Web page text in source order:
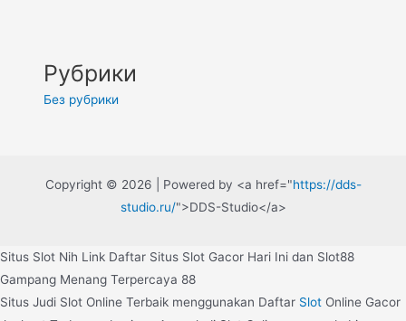
Рубрики
Без рубрики
Copyright © 2026 | Powered by <a href="https://dds-
studio.ru/">DDS-Studio</a>
Situs Slot Nih Link Daftar Situs Slot Gacor Hari Ini dan Slot88
Gampang Menang Terpercaya 88
Situs Judi Slot Online Terbaik menggunakan Daftar Slot Online Gacor